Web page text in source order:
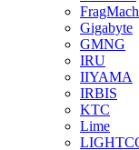
Gigabyte
GMNG
IRU
IIYAMA
IRBIS
KTC
Lime